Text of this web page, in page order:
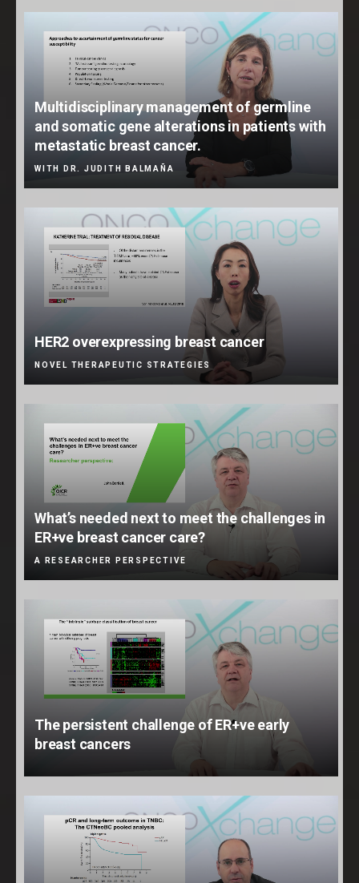
Multidisciplinary management of germline
and somatic gene alterations in patients with
metastatic breast cancer.
WITH DR. JUDITH BALMAÑA
HER2 overexpressing breast cancer
NOVEL THERAPEUTIC STRATEGIES
What’s needed next to meet the challenges in
ER+ve breast cancer care?
A RESEARCHER PERSPECTIVE
The persistent challenge of ER+ve early
breast cancers